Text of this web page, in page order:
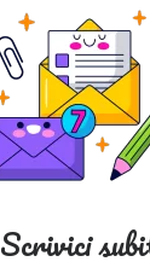
Scrivici